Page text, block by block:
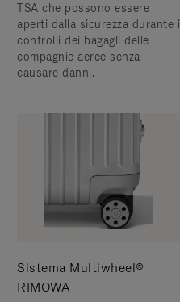
TSA che possono essere
aperti dalla sicurezza durante i
controlli dei bagagli delle
compagnie aeree senza
causare danni.
Sistema Multiwheel®
RIMOWA